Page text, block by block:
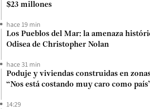
$23 millones
hace 19 min
Los Pueblos del Mar: la amenaza
Odisea de Christopher Nolan
hace 31 min
Poduje y viviendas construidas en
“Nos está costando muy caro como
14:29